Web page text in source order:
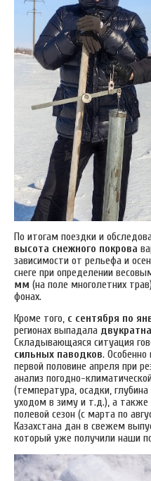
По итогам поездки и
высота снежного покрова
зависимости от рельефа и
снеге при определении
мм (на поле многолетних трав)
фонах.
Кроме того, с сентября по
регионах выпадала
Складывающаяся ситуация
сильных паводков. Особенно
первой половине апреля при
анализ погодно-
(температура, осадки,
уходом в зиму и т.д.), а также
полевой сезон (с марта по
Казахстана дан в свежем
который уже получили наши